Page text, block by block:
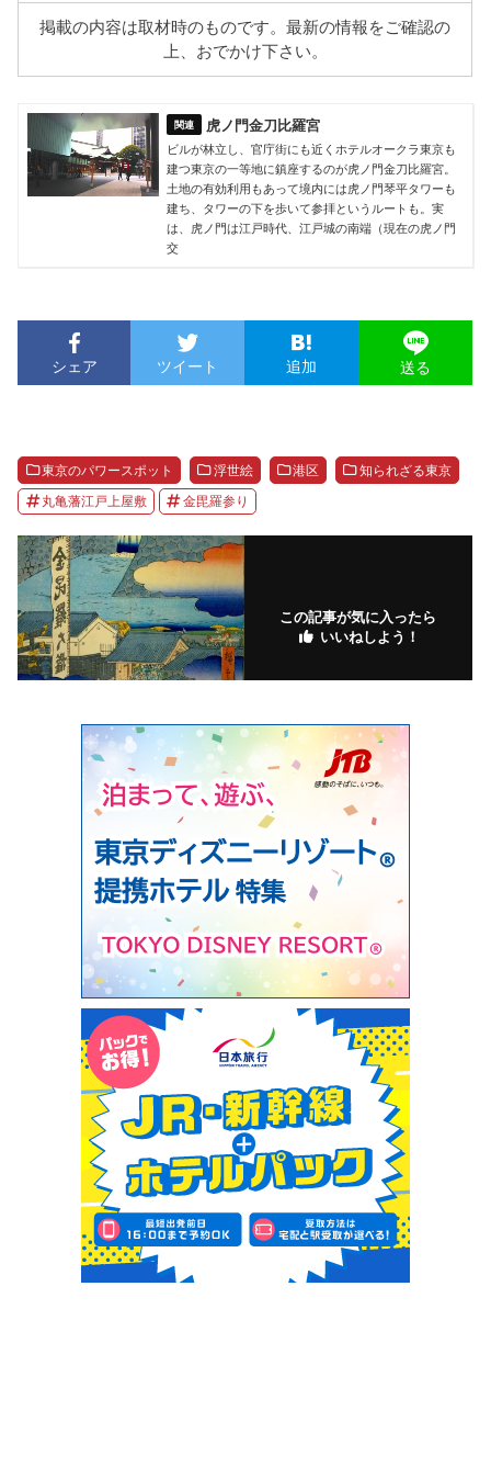
掲載の内容は取材時のものです。最新の情報をご確認の
上、おでかけ下さい。
虎ノ門金刀比羅宮
ビルが林立し、官庁街にも近くホテルオークラ東京も
建つ東京の一等地に鎮座するのが虎ノ門金刀比羅宮。
土地の有効利用もあって境内には虎ノ門琴平タワーも
建ち、タワーの下を歩いて参拝というルートも。実
は、虎ノ門は江戸時代、江戸城の南端（現在の虎ノ門
交
シェア ツイート 追加 送る
東京のパワースポット 浮世絵 港区 知られざる東京
丸亀藩江戸上屋敷 金毘羅参り
この記事が気に入ったら
いいねしよう！